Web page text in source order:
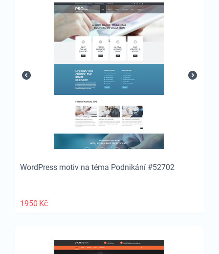
WordPress motiv na téma Podnikání #52702
1950 Kč